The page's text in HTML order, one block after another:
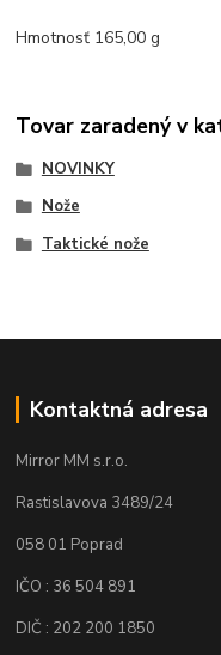
Hmotnosť 165,00 g
Tovar zaradený v
NOVINKY
Nože
Taktické nože
Kontaktná adresa
Mirror MM s.r.o.
Rastislavova 3489/24
058 01 Poprad
IČO : 36 504 891
DIČ : 202 200 1850